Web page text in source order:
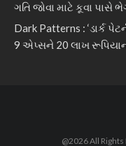
ગતિ જોવા માટે કૂવા પાસે
Dark Patterns : ‘ડાર્ક
9 એપ્સને 20 લાખ
@2026 All